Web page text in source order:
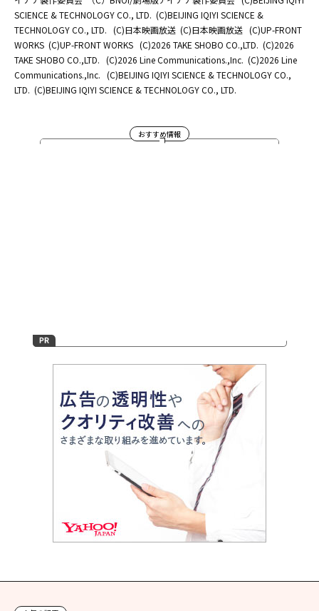
SCIENCE & TECHNOLOGY CO., LTD. (C)BEIJING IQIYI SCIENCE &
TECHNOLOGY CO., LTD. (C)日本映画放送 (C)日本映画放送 (C)UP-FRONT
WORKS (C)UP-FRONT WORKS (C)2026 TAKE SHOBO CO.,LTD. (C)2026
TAKE SHOBO CO.,LTD. (C)2026 Line Communications.,Inc. (C)2026 Line
Communications.,Inc. (C)BEIJING IQIYI SCIENCE & TECHNOLOGY CO.,
LTD. (C)BEIJING IQIYI SCIENCE & TECHNOLOGY CO., LTD.
おすすめ情報